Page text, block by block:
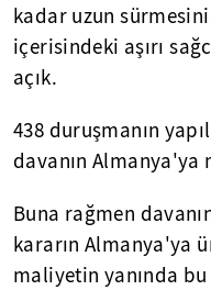
kadar uzun
içerisindeki aşırı
açık.
438 duruşmanın
davanın
Buna rağmen
kararın Almanya'ya
maliyetin yanında